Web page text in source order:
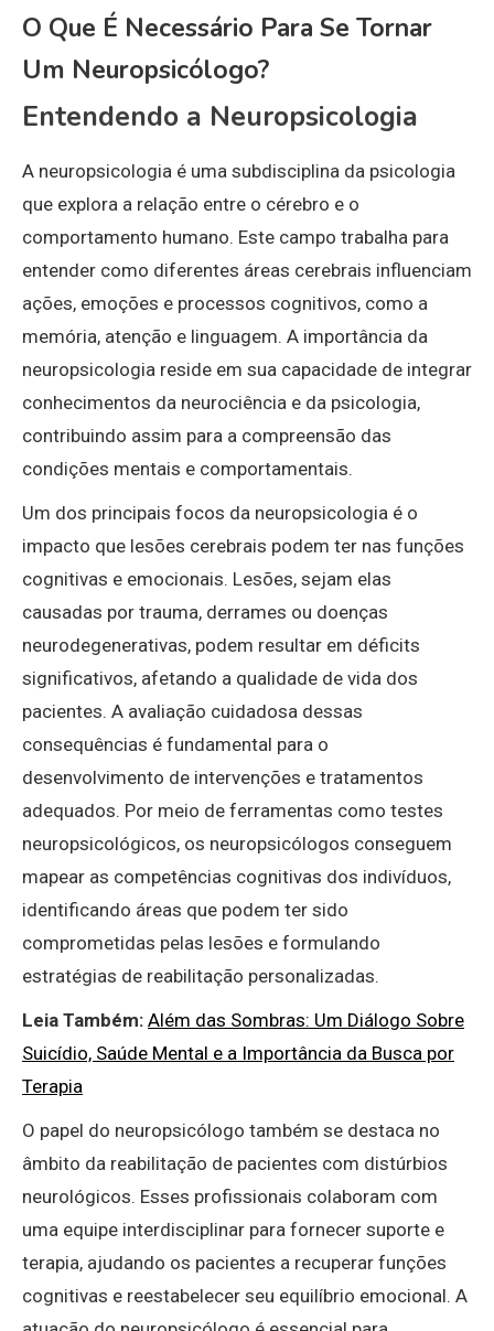
O Que É Necessário Para Se Tornar
Um Neuropsicólogo?
Entendendo a Neuropsicologia
A neuropsicologia é uma subdisciplina da psicologia
que explora a relação entre o cérebro e o
comportamento humano. Este campo trabalha para
entender como diferentes áreas cerebrais influenciam
ações, emoções e processos cognitivos, como a
memória, atenção e linguagem. A importância da
neuropsicologia reside em sua capacidade de integrar
conhecimentos da neurociência e da psicologia,
contribuindo assim para a compreensão das
condições mentais e comportamentais.
Um dos principais focos da neuropsicologia é o
impacto que lesões cerebrais podem ter nas funções
cognitivas e emocionais. Lesões, sejam elas
causadas por trauma, derrames ou doenças
neurodegenerativas, podem resultar em déficits
significativos, afetando a qualidade de vida dos
pacientes. A avaliação cuidadosa dessas
consequências é fundamental para o
desenvolvimento de intervenções e tratamentos
adequados. Por meio de ferramentas como testes
neuropsicológicos, os neuropsicólogos conseguem
mapear as competências cognitivas dos indivíduos,
identificando áreas que podem ter sido
comprometidas pelas lesões e formulando
estratégias de reabilitação personalizadas.
Leia Também: Além das Sombras: Um Diálogo Sobre
Suicídio, Saúde Mental e a Importância da Busca por
Terapia
O papel do neuropsicólogo também se destaca no
âmbito da reabilitação de pacientes com distúrbios
neurológicos. Esses profissionais colaboram com
uma equipe interdisciplinar para fornecer suporte e
terapia, ajudando os pacientes a recuperar funções
cognitivas e reestabelecer seu equilíbrio emocional. A